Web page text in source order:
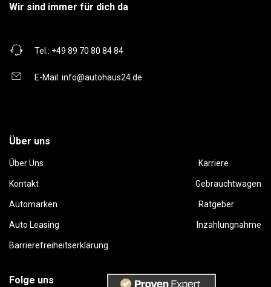
Wir sind immer für dich da
Tel.: +49 89 70 80 84 84
E-Mail: info@autohaus24.de
Über uns
Über Uns Karriere
Kontakt Gebrauchtwagen
Automarken Ratgeber
Auto Leasing Inzahlungnahme
Barrierefreiheitserklärung
Folge uns